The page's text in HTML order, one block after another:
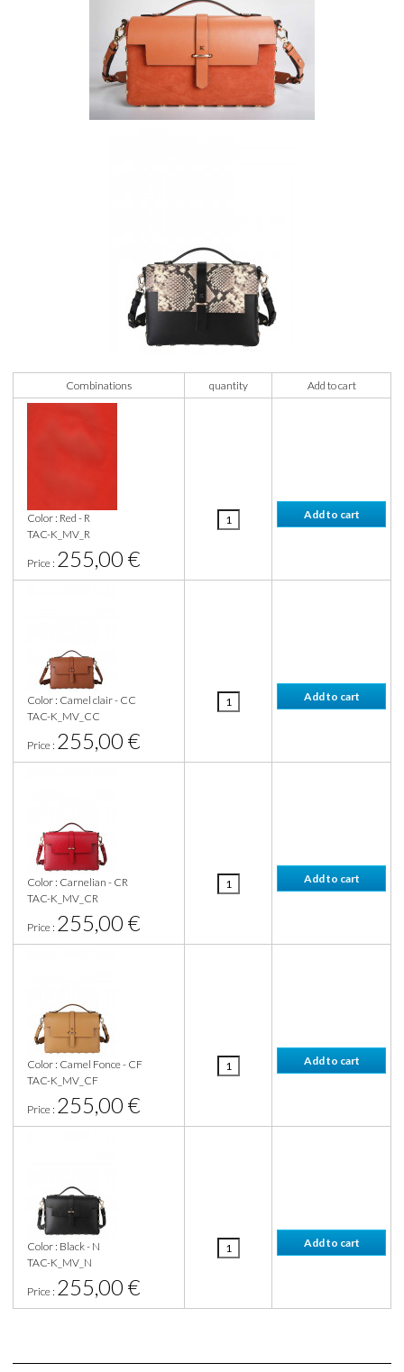
Combinations quantity Add to cart
Color : Red - R
TAC-K_MV_R
Price : 255,00 €
Color : Camel clair - CC
TAC-K_MV_CC
Price : 255,00 €
Color : Carnelian - CR
TAC-K_MV_CR
Price : 255,00 €
Color : Camel Fonce - CF
TAC-K_MV_CF
Price : 255,00 €
Color : Black - N
TAC-K_MV_N
Price : 255,00 €